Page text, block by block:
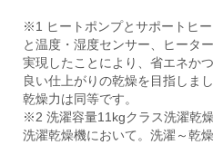
※1 ヒートポンプとサポートヒ
と温度・湿度センサー、ヒータ
実現したことにより、省エネか
良い仕上がりの乾燥を目指しま
乾燥力は同等です。
※2 洗濯容量11kgクラス洗濯乾
洗濯乾燥機において。洗濯～乾